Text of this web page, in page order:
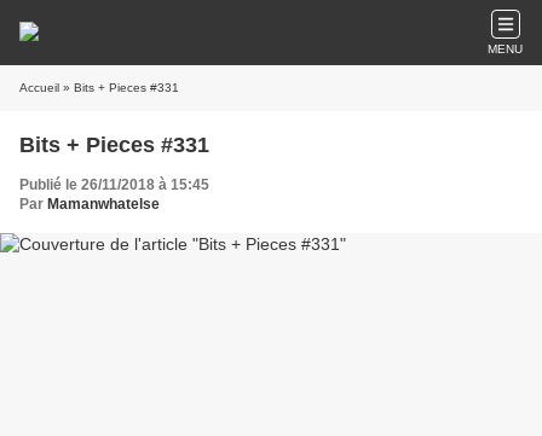
MENU
Accueil » Bits + Pieces #331
Bits + Pieces #331
Publié le 26/11/2018 à 15:45
Par Mamanwhatelse